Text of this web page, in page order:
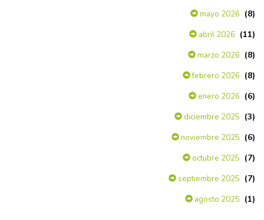
mayo 2026 (8)
abril 2026 (11)
marzo 2026 (8)
febrero 2026 (8)
enero 2026 (6)
diciembre 2025 (3)
noviembre 2025 (6)
octubre 2025 (7)
septiembre 2025 (7)
agosto 2025 (1)